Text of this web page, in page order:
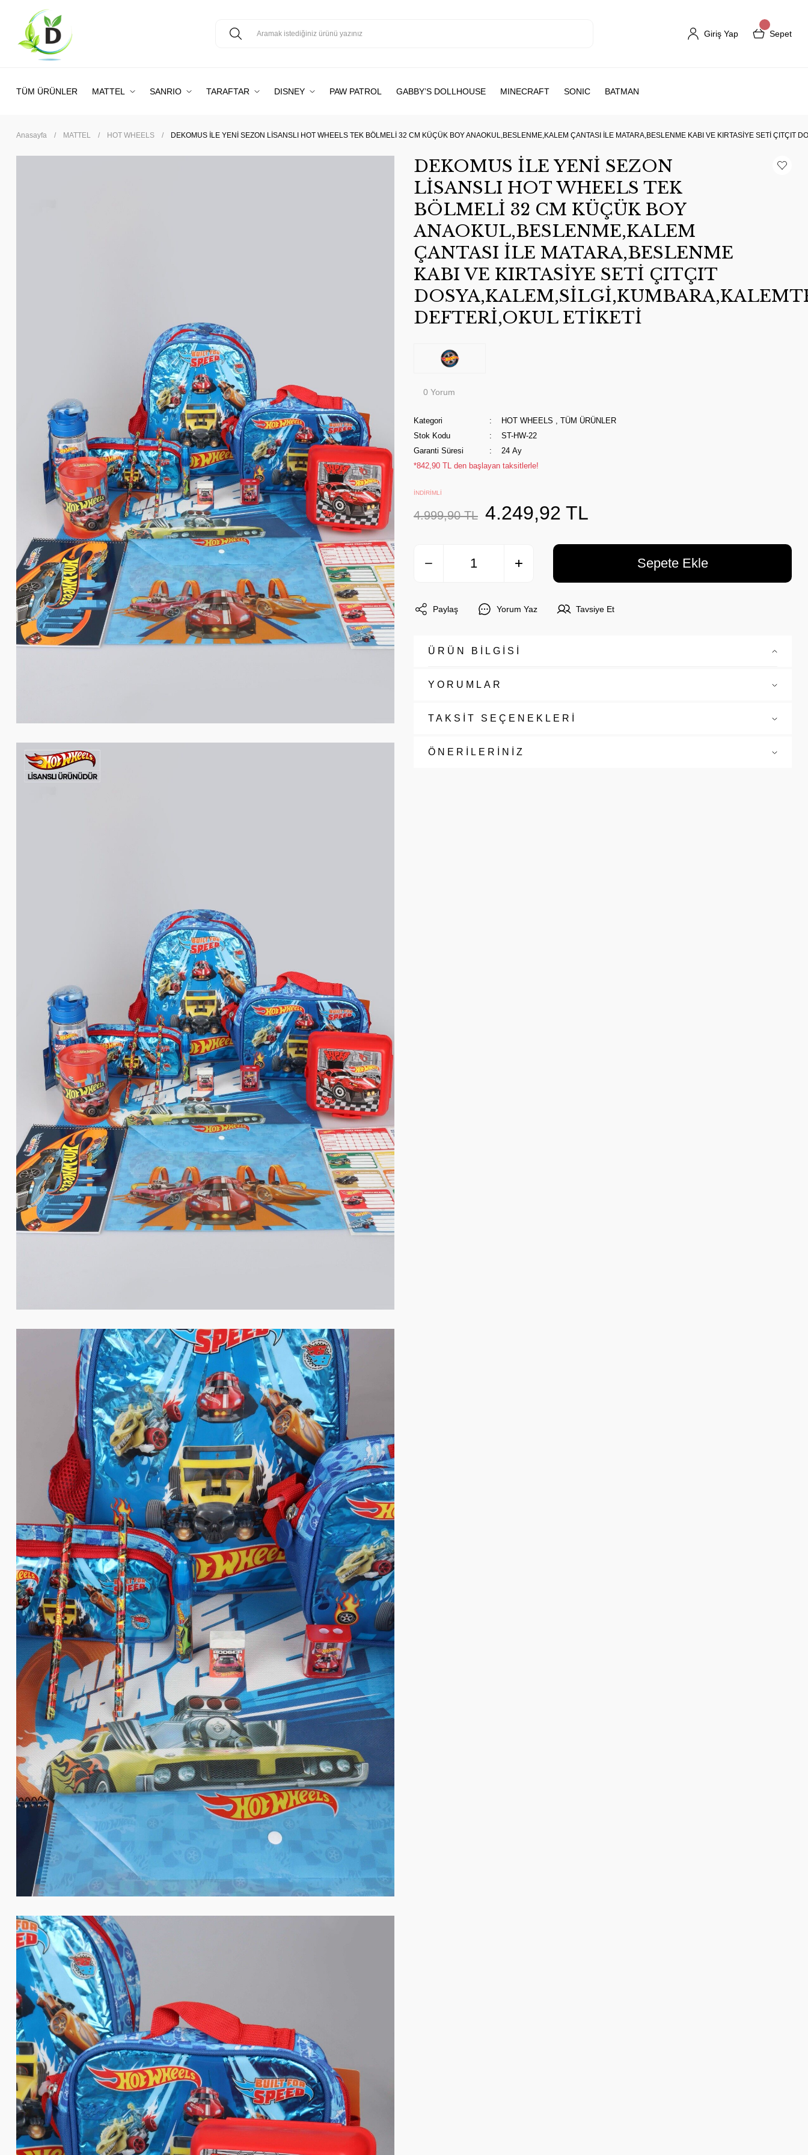
Giriş Yap Sepet
TÜM ÜRÜNLER MATTEL SANRIO TARAFTAR DISNEY PAW PATROL GABBY’S DOLLHOUSE MINECRAFT SONIC BATMAN
Anasayfa MATTEL HOT WHEELS DEKOMUS İLE YENİ SEZON LİSANSLI HOT WHEELS TEK BÖLMELİ 32 CM KÜÇÜK BOY ANAOKUL,BESLENME,KALEM ÇANTASI İLE MATARA,BESLENME KABI VE KIRTASİYE SETİ ÇITÇIT
DEKOMUS İLE YENİ SEZON
LİSANSLI HOT WHEELS TEK
BÖLMELİ 32 CM KÜÇÜK BOY
ANAOKUL,BESLENME,KALEM
ÇANTASI İLE MATARA,BESLENME
KABI VE KIRTASİYE SETİ ÇITÇIT
DEFTERİ,OKUL ETİKETİ
0 Yorum
Kategori HOT WHEELS , TÜM ÜRÜNLER
Stok Kodu
ST-HW-22
Garanti Süresi
24 Ay
*842,90 TL den başlayan taksitlerle!
İNDİRİMLİ
4.999,90 TL 4.249,92 TL
Sepete Ekle
Paylaş Yorum Yaz Tavsiye Et
ÜRÜN BİLGİSİ
YORUMLAR
TAKSİT SEÇENEKLERİ
ÖNERİLERİNİZ